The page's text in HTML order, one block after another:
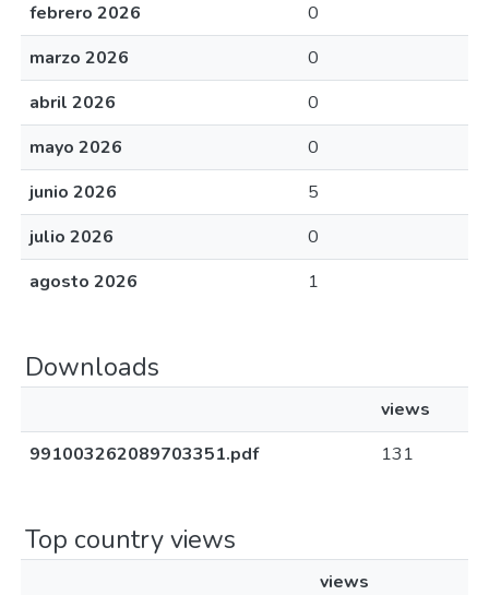
febrero 2026
0
marzo 2026
0
abril 2026
0
mayo 2026
0
junio 2026
5
julio 2026
0
agosto 2026
1
Downloads
views
991003262089703351.pdf
131
Top country views
views